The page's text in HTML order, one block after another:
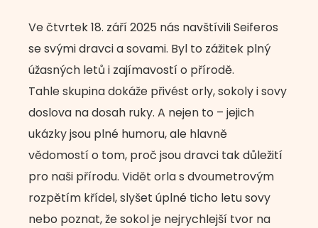
Ve čtvrtek 18. září 2025 nás navštívili Seiferos
se svými dravci a sovami. Byl to zážitek plný
úžasných letů i zajímavostí o přírodě.
Tahle skupina dokáže přivést orly, sokoly i sovy
doslova na dosah ruky. A nejen to – jejich
ukázky jsou plné humoru, ale hlavně
vědomostí o tom, proč jsou dravci tak důležití
pro naši přírodu. Vidět orla s dvoumetrovým
rozpětím křídel, slyšet úplné ticho letu sovy
nebo poznat, že sokol je nejrychlejší tvor na